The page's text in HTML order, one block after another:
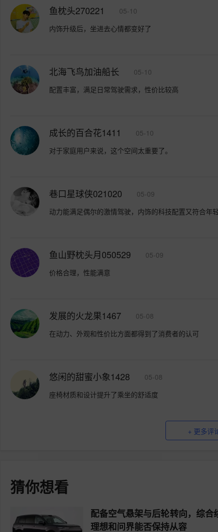
鱼枕头270221
05-10
内饰升级后，坐进去心情都变好了
北海飞鸟加油船长
05-10
配置丰富，满足日常驾驶需求，性价比较高
成长的百合花1411
05-10
对于家庭用户来说，这个空间太重要了。
巷口星球侠021020
05-09
动力能满足偶尔的激情驾驶，内饰的科技配置又符合年
鱼山野枕头月050529
05-09
价格合理，性能满意
发展的火龙果1467
05-08
在动力、外观和性价比方面都得到了消费者的认可
悠闲的甜蜜小象1428
05-08
座椅材质和设计提升了乘坐的舒适度
+ 更多评
猜你想看
配备空气悬架与后轮转向，综
理想和问界能否保持从容